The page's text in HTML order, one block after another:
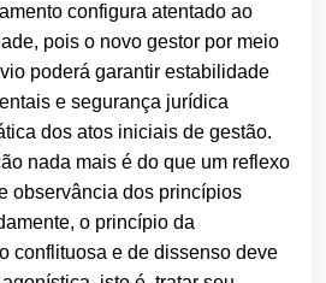
configura atentado ao
pois o novo gestor por meio
poderá garantir estabilidade
e segurança jurídica
dos atos iniciais de gestão.
nada mais é do que um reflexo
observância dos princípios
o princípio da
conflituosa e de dissenso deve